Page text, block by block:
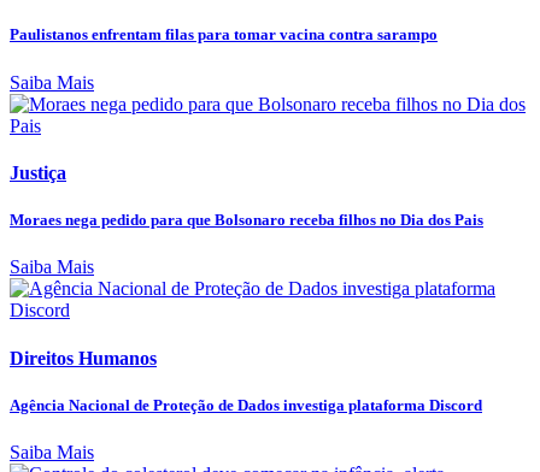
Paulistanos enfrentam filas para tomar vacina contra sarampo
Saiba Mais
Justiça
Moraes nega pedido para que Bolsonaro receba filhos no Dia dos Pais
Saiba Mais
Direitos Humanos
Agência Nacional de Proteção de Dados investiga plataforma Discord
Saiba Mais